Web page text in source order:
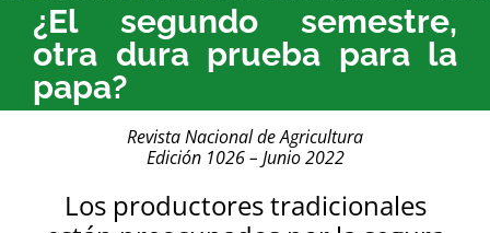
¿El segundo semestre,
otra dura prueba para la
papa?
Revista Nacional de Agricultura
Edición 1026 – Junio 2022
Los productores tradicionales